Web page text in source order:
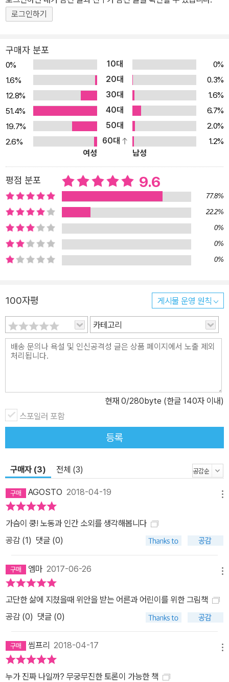
빠지게 되는 주인공 자비에와 생산량을 늘리기 위해 경영자가 마치
존중받지 못하는 현대 사회에서의 인간 소외를 이야기합니다. 결국
행복한 삶의 가치를 결정하는 것은 자신의 선택이며, 언제나 자신이
삶의 중심이 되어 깨어있어야 한다고 강조합니다. 역사, 철학, 문학,
사회, 예술이 놀랍게 어우러진 이 책에서 글을 읽는 즐거움뿐만 아니
라, 그림 속에 담긴 이야기를 찾는 즐거움을 만끽하길 바랍니다. ■ 마
치 숨은그림찾기처럼 이 책 속에는 많은 이야기가 숨겨져 있다. 책을
펼치면 누군가의 방이 보이고, 옷장에는 주인공, 자비에가 좋아하는
바다 무늬 옷과 기계 무늬 옷이다. 과연 자비에가 어떤 옷을 입을지 궁
금해진다. 다음 장에는 양념 통에 꽂힌 은방울꽃이 보인다. 해마다 노
동절에 노동자들은 은방울꽃을 연인에게 바쳤다고 한다. 그 이유는
여러 가지가 있으나 은방울꽃의 꽃말인 ‘행복’인 걸 보면, 결국 그들이
바라는 건 ‘행복’이고, 거기에 어떤 양념을 뿌릴지는 결국 자신이 선택
에 달려 있다는 이야기를 하고 싶었던 걸까? 이처럼 수많은 은유에
대한 궁금증이 폭발하던 중 작가가 아낌없이 공유했던 자료에 대한
노리타 출판사의 소개를 통해 폭넓게 이해할 수 있었다. 독자 여러분
과 공유하고자 하나 여러분의 자유로운 상상 속에서 만나는 책 읽기
년 아서 라이스가 찍은 버스터 키튼의 사진이 떠오른다. 버스터 키튼
은 흑백 무성영화 시대의 천재적인 감독이자 배우였다. 1924년 제작
된 제작 된 영화 '셜록 주니어'에서 키튼은 현실에서는 속수무책 영사
기사로, 꿈속에서는 어떤 상황도 문제없이 헤쳐 나가는 이상 속의 자
신인 탐정으로 가상과 현실을 오고 간다. 가짜는 진짜에 없는 힘, 지
난다. 특유의 무표정으로 유명했던 그를 바라보고 있노라면 지금의
현대 사회에서 살아남으려면 ‘위대한 무표정’이 필요하다는 것을 이
한 빈센조 페루지아와 겹쳐지기도 한다. 노동: 결과를 달성하기 위한
키워드는 ‘노동’이다. 지속적인 노동에 따른 스트레스가 계속되면 사
람들은 결국 삶의 소외감에 갇힌다. 그것은 악몽처럼 살금살금 들어
와 서서히 삶을 파괴하지만, 자비에는 삶이 자신에게서 도망치는 것
을 바로 알아채지 못하고 혼돈 속에 이해 불가의 존재인 복제 인간을
에가 부조리를 깨닫고, 무엇을 할지 결정을 내리기까지는 절대 쉽지
형벌을 받는 시시포스를 그린 막스 클링거의 '시시포스'(1914)다. 작
가는 부조리한 세계에 던져진 인간의 소외와 반항을 그린 알베르 카
뮈의 '시지프의 신화'(1942)를 떠올리며 자비에를 끝나지 않는 삶의
부조리에 갇힌 시시포스로 그려 넣었다. 소외: (마르크스 이론에 의하
면) 자본주의 경제 속 노동자들의 상태, 노동의 산물과 통제 혹은 착
취당하는 느낌에 대한 정체성의 결여로부터 초래된다.(옥스퍼드 사
전) 경영자인 샤르도네 사장이 사악한 조물주 역할을 하며 만들어 낸
복제 인간이 자비에의 집을 차지하자, 자비에는 공원에서 잠을 잔다.
로그인하기
구매자 분포
0% 10대
0%
1.6%
20대
0.3%
12.8%
30대
1.6%
51.4%
40대
6.7%
19.7%
50대
2.0%
2.6%
60대
1.2%
여성
남성
평점 분포 9.6
77.8%
22.2%
0%
0%
0%
100자평 게시물 운영 원칙
카테고리
현재 0/280byte (한글 140자 이내)
스포일러 포함
등록
구매자 (3) 전체 (3)
AGOSTO 2018-04-19
가슴이 쿵! 노동과 인간 소외를 생각해봅니다
공감 (1) 댓글 (0)
엠마 2017-06-26
고단한 삶에 지쳤을때 위안을 받는 어른과 어린이를 위한 그림책
공감 (0) 댓글 (0)
씸프리 2018-04-17
누가 진짜 나일까? 무궁무진한 토론이 가능한 책